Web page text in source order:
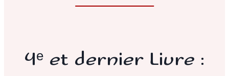
4ᵉ et dernier Livre :